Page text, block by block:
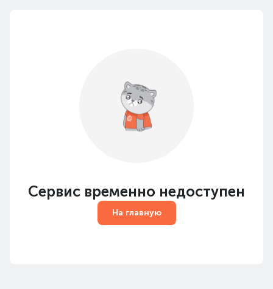
Сервис временно недоступен
На главную